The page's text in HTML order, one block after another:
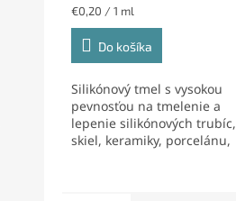
Jednotková
cena:
€0,20 / 1 ml
Do košíka
Silikónový tmel s vysokou
pevnosťou na tmelenie a
lepenie silikónových trubíc,
skiel, keramiky, porcelánu,